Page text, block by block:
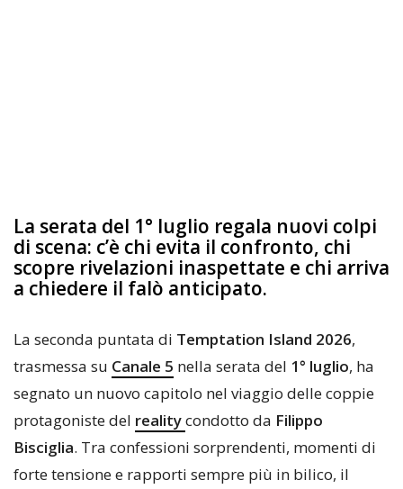
La serata del 1° luglio regala nuovi colpi
di scena: c’è chi evita il confronto, chi
scopre rivelazioni inaspettate e chi arriva
a chiedere il falò anticipato.
La seconda puntata di Temptation Island 2026,
trasmessa su Canale 5 nella serata del 1° luglio, ha
segnato un nuovo capitolo nel viaggio delle coppie
protagoniste del realitycondotto da Filippo
Bisciglia. Tra confessioni sorprendenti, momenti di
forte tensione e rapporti sempre più in bilico, il